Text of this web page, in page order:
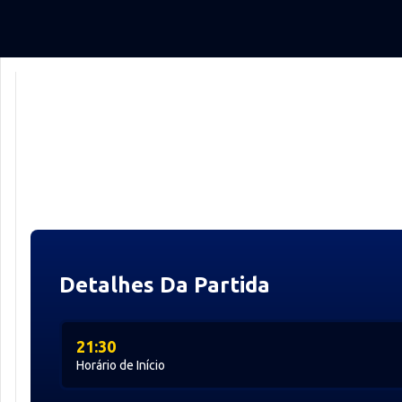
Detalhes Da Partida
Horário de Início
21:30